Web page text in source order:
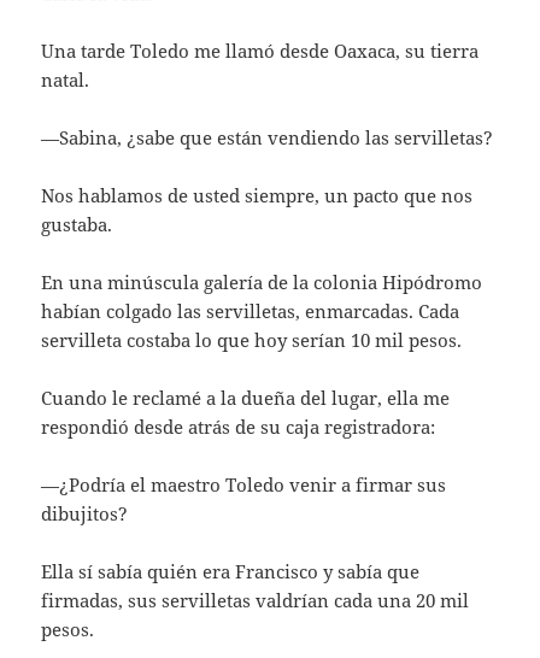
Una tarde Toledo me llamó desde Oaxaca, su tierra
natal.
—Sabina, ¿sabe que están vendiendo las servilletas?
Nos hablamos de usted siempre, un pacto que nos
gustaba.
En una minúscula galería de la colonia Hipódromo
habían colgado las servilletas, enmarcadas. Cada
servilleta costaba lo que hoy serían 10 mil pesos.
Cuando le reclamé a la dueña del lugar, ella me
respondió desde atrás de su caja registradora:
—¿Podría el maestro Toledo venir a firmar sus
dibujitos?
Ella sí sabía quién era Francisco y sabía que
firmadas, sus servilletas valdrían cada una 20 mil
pesos.